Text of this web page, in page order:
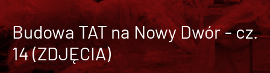
Budowa TAT na Nowy Dwór - cz.
14 (ZDJĘCIA)